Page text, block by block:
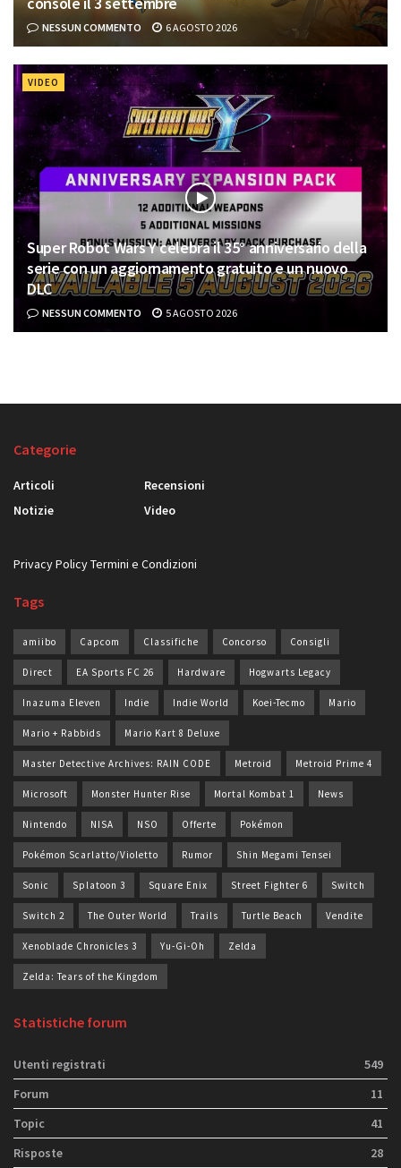
NESSUN COMMENTO 6 AGOSTO 2026
VIDEO
Super Robot Wars Y celebra il 35° anniversario della
serie con un aggiornamento gratuito e un nuovo
DLC
NESSUN COMMENTO 5 AGOSTO 2026
Categorie
Articoli
Notizie
Recensioni
Video
Privacy PolicyTermini e Condizioni
Tags
amiibo Capcom Classifiche Concorso Consigli
Direct EA Sports FC 26 Hardware Hogwarts Legacy
Inazuma Eleven Indie Indie World Koei-Tecmo Mario
Mario + Rabbids Mario Kart 8 Deluxe
Master Detective Archives: RAIN CODE Metroid Metroid Prime 4
Microsoft Monster Hunter Rise Mortal Kombat 1 News
Nintendo NISA NSO Offerte Pokémon
Pokémon Scarlatto/Violetto Rumor Shin Megami Tensei
Sonic Splatoon 3 Square Enix Street Fighter 6 Switch
Switch 2 The Outer World Trails Turtle Beach Vendite
Xenoblade Chronicles 3 Yu-Gi-Oh Zelda
Zelda: Tears of the Kingdom
Statistiche forum
Utenti registrati
549
Forum
11
Topic
41
Risposte
28